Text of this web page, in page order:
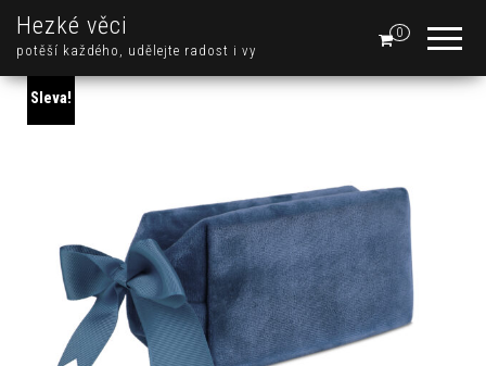
Hezké věci
potěší každého, udělejte radost i vy
0
Sleva!